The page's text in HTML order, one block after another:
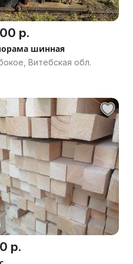
р.
шинная
Витебская обл.
р.